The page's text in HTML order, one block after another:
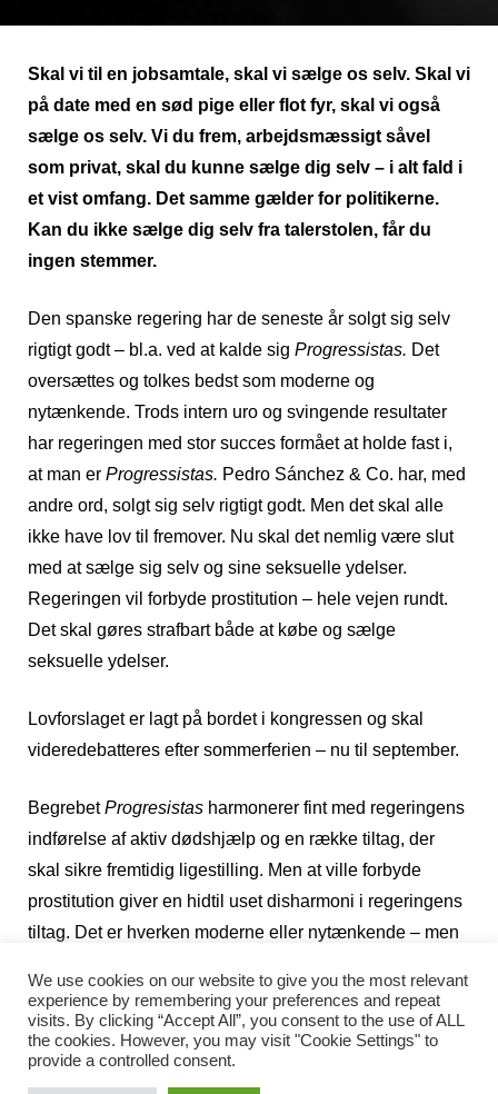
Skal vi til en jobsamtale, skal vi sælge os selv. Skal vi
på date med en sød pige eller flot fyr, skal vi også
sælge os selv. Vi du frem, arbejdsmæssigt såvel
som privat, skal du kunne sælge dig selv – i alt fald i
et vist omfang. Det samme gælder for politikerne.
Kan du ikke sælge dig selv fra talerstolen, får du
ingen stemmer.
Den spanske regering har de seneste år solgt sig selv
rigtigt godt – bl.a. ved at kalde sig Progressistas. Det
oversættes og tolkes bedst som moderne og
nytænkende. Trods intern uro og svingende resultater
har regeringen med stor succes formået at holde fast i,
at man er Progressistas. Pedro Sánchez & Co. har, med
andre ord, solgt sig selv rigtigt godt. Men det skal alle
ikke have lov til fremover. Nu skal det nemlig være slut
med at sælge sig selv og sine seksuelle ydelser.
Regeringen vil forbyde prostitution – hele vejen rundt.
Det skal gøres strafbart både at købe og sælge
seksuelle ydelser.
Lovforslaget er lagt på bordet i kongressen og skal
videredebatteres efter sommerferien – nu til september.
BegrebetProgresistas harmonerer fint med regeringens
indførelse af aktiv dødshjælp og en række tiltag, der
skal sikre fremtidig ligestilling. Men at ville forbyde
prostitution giver en hidtil uset disharmoni i regeringens
tiltag. Det er hverken moderne eller nytænkende – men
Straks ved sin indtrædelse i 2019 oprettede Pedro
Sánchez et ministerie for ligestilling.
We use cookies on our website to give you the most relevant
experience by remembering your preferences and repeat
visits. By clicking “Accept All”, you consent to the use of ALL
the cookies. However, you may visit "Cookie Settings" to
provide a controlled consent.